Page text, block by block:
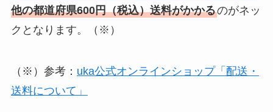
他の都道府県600円（税込）送料がかかるのがネッ
クとなります。（※）
（※）参考： uka公式オンラインショップ「配送・
送料について」